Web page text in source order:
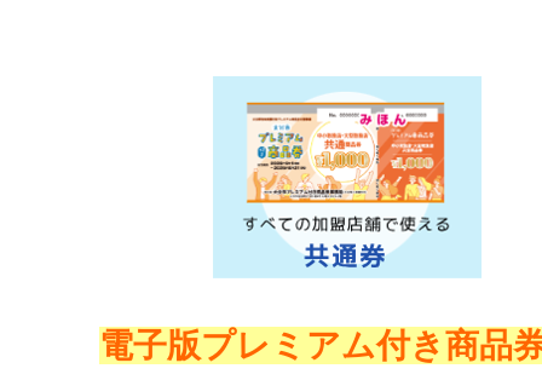
電子版プレミアム付き商